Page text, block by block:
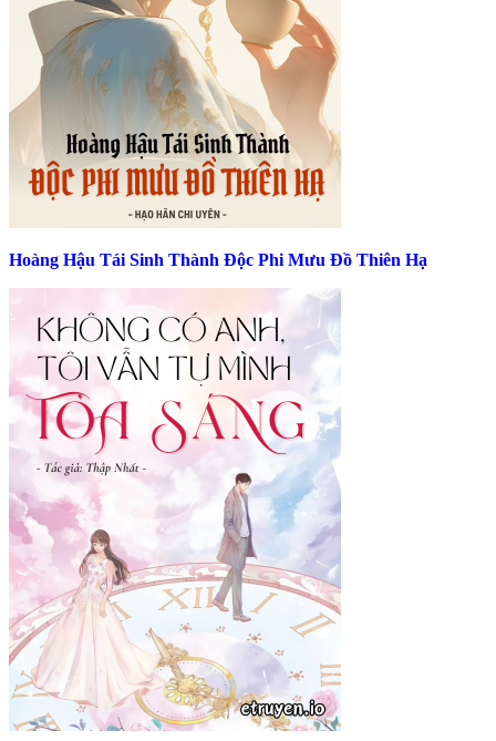
Hoàng Hậu Tái Sinh Thành Độc Phi Mưu Đồ Thiên Hạ